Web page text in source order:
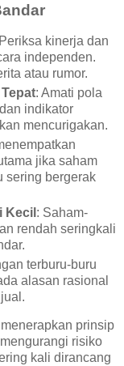
kinerja dan
independen.
atau rumor.
: Amati pola
indikator
mencurigakan.
jika saham
sering bergerak
Kecil : Saham-
rendah seringkali
terburu-buru
alasan rasional
prinsip
risiko
kali dirancang